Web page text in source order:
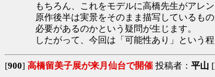
もちろん、これをモデルに高橋先生がアレ
原作後半は実景をそのまま描写しているも
必要があるのかという疑問が生じます。
したがって、今回は「可能性あり」という
[900] 高橋留美子展が来月仙台で開催 投稿者： 平山